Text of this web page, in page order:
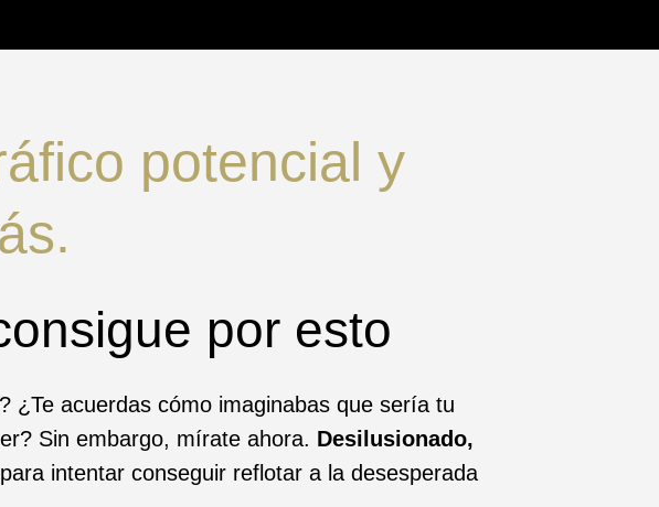
potencial y
por esto
¿Te acuerdas cómo imaginabas que sería tu
Sin embargo, mírate ahora. Desilusionado,
intentar conseguir reflotar a la desesperada